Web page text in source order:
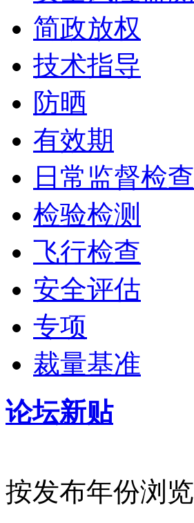
简政放权
技术指导
防晒
有效期
日常监督检查
检验检测
飞行检查
安全评估
专项
裁量基准
论坛新贴
按发布年份浏览